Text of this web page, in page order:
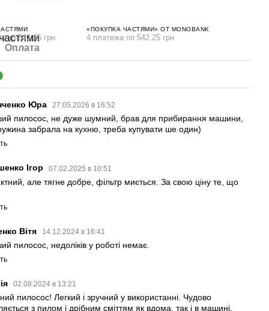
по 542.25 грн
«ПОКУПКА ЧАСТЯМИ» ОТ MONOBANK
4 платежа по 542.25 грн
Оплата
Юра 27.05.2026 в 16:52
пилосос, не дуже шумний, брав для прибирання машини,
забрала на кухню, треба купувати ше один)
Ігор 07.02.2025 в 10:51
але тягне добре, фільтр миється. За свою ціну те, що
Вітя 14.12.2024 в 16:41
пилосос, недоліків у роботі немає.
02.08.2024 в 13:21
пилосос! Легкий і зручний у використанні. Чудово
з пилом і дрібним сміттям як вдома, так і в машині.